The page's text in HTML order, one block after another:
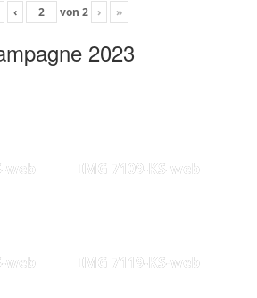
‹ von 2 › »
2023
web IMG 7109-KS-web
web IMG 7119-KS-web